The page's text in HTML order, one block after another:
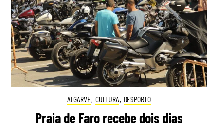
ALGARVE, CULTURA, DESPORTO
Praia de Faro recebe dois dias